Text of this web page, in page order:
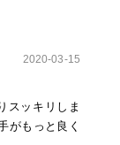
2020-03-15
スッキリしま
がもっと良く